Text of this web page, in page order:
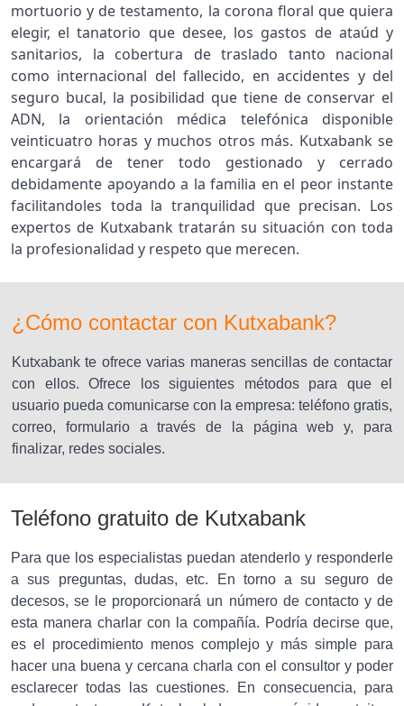
mortuorio y de testamento, la corona floral que quiera
elegir, el tanatorio que desee, los gastos de ataúd y
sanitarios, la cobertura de traslado tanto nacional
como internacional del fallecido, en accidentes y del
seguro bucal, la posibilidad que tiene de conservar el
ADN, la orientación médica telefónica disponible
veinticuatro horas y muchos otros más. Kutxabank se
encargará de tener todo gestionado y cerrado
debidamente apoyando a la familia en el peor instante
facilitandoles toda la tranquilidad que precisan. Los
expertos de Kutxabank tratarán su situación con toda
la profesionalidad y respeto que merecen.
¿Cómo contactar con Kutxabank?
Kutxabank te ofrece varias maneras sencillas de contactar
con ellos. Ofrece los siguientes métodos para que el
usuario pueda comunicarse con la empresa: teléfono gratis,
correo, formulario a través de la página web y, para
finalizar, redes sociales.
Teléfono gratuito de Kutxabank
Para que los especialistas puedan atenderlo y responderle
a sus preguntas, dudas, etc. En torno a su seguro de
decesos, se le proporcionará un número de contacto y de
esta manera charlar con la compañía. Podría decirse que,
es el procedimiento menos complejo y más simple para
hacer una buena y cercana charla con el consultor y poder
esclarecer todas las cuestiones. En consecuencia, para